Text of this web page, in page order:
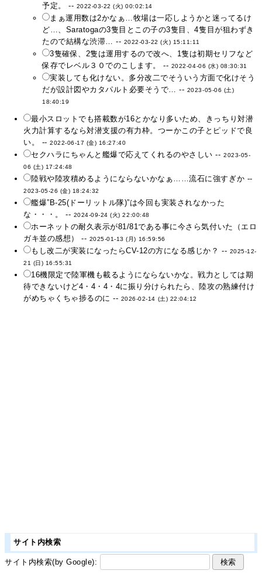
予定。 -- 2022-03-22 (火) 00:02:14
まぁ運用数は2かなぁ…牧場は一応しようかと迷ってるけ
ど…、Saratogaの3隻目とこの子の3隻目、4隻目が狙わずき
たので結構な渋滞… -- 2022-03-22 (火) 15:11:11
3隻確保、2隻は運用するので改へ、1隻は初期セリフなど
保存でレベル３０でのこします。 -- 2022-04-06 (水) 08:30:31
実装しても化けない。多分改二でそういう方面で化けそう
だが設計図やカタパルト必要そうで… -- 2023-05-06 (土)
18:40:19
最小スロットでも搭載数が16とかなり多いため、きっちり対潜
火力計算するなら対潜支援の有力枠。つーかこの子とピッドで良
い。 --2022-06-17 (金) 16:27:40
セクハラにちゃんと艦爆で応えてくれるのやさしい --2023-05-
06 (土) 17:24:48
陸戦や陸攻積めるようにならないかなぁ……流石に強すぎか --
2023-05-26 (金) 18:24:32
艦爆”B-25(ドーリットル隊)”は今回も実装されなかった
な・・・。 -- 2024-09-24 (火) 22:00:48
ホーネットの耐久表示が81/81である事に今さら気付いた（エロ
ガキ並の感想） -- 2025-01-13 (月) 16:59:56
もし改二が実装になったらCV-12の方になる感じか？ -- 2025-12-
21 (日) 16:55:31
16機限定で陸軍機も載るようにならないかな。戦力としては期
待できないけど4・4・4・4に振り分けられたら、陸攻の熟練付け
がめちゃくちゃ捗るのに -- 2026-02-14 (土) 22:04:12
サイト内検索
サイト内検索(by Google):